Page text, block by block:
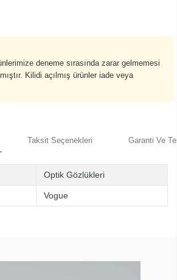
deneme sırasında zarar gelmemesi
Kilidi açılmış ürünler iade veya
Taksit Seçenekleri Garanti Ve
Optik Gözlükleri
Vogue